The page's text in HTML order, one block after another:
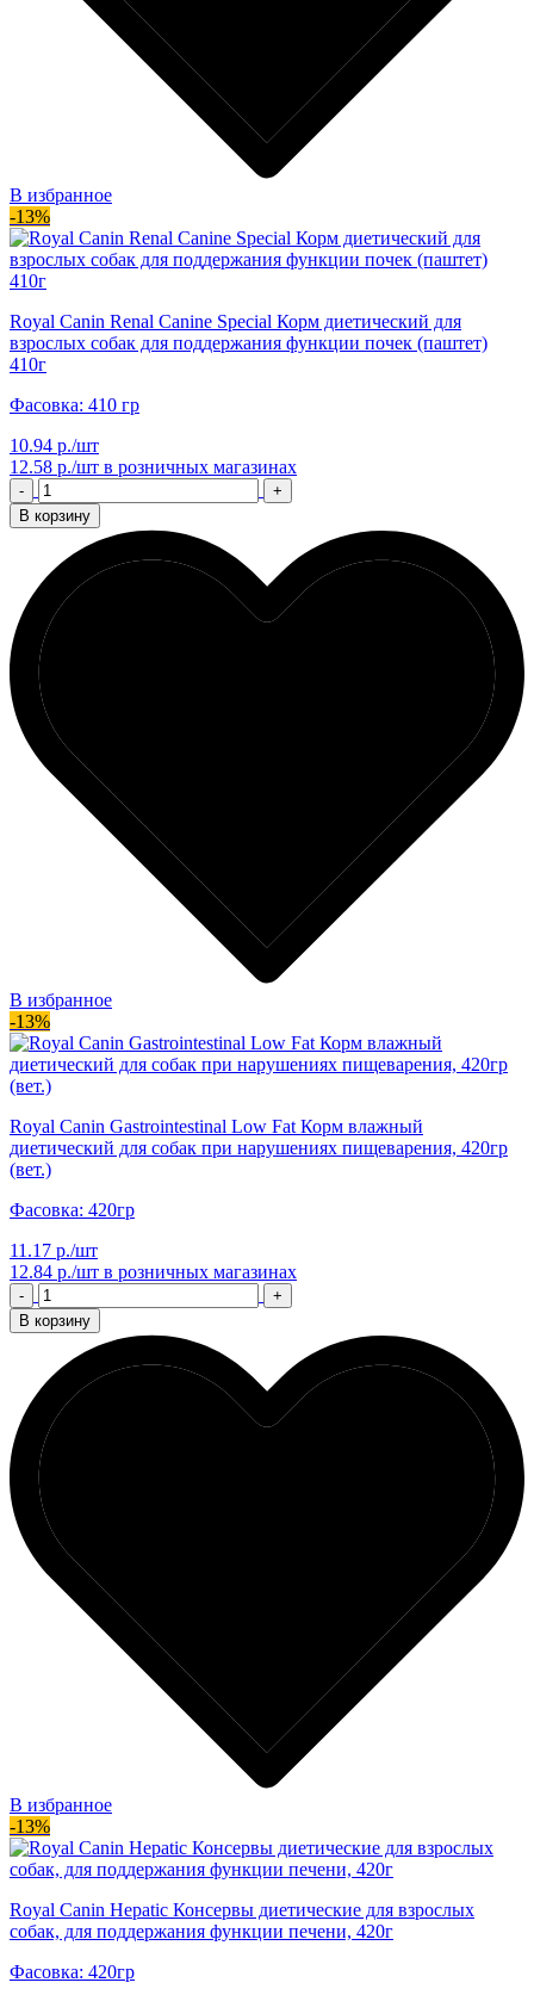
В избранное
-13%
Royal Canin Renal Canine Special Корм диетический для
взрослых собак для поддержания функции почек (паштет)
410г
Фасовка: 410 гр
10.94 р./шт
12.58 р./шт в розничных магазинах
-
+
В корзину
В избранное
-13%
Royal Canin Gastrointestinal Low Fat Корм влажный
диетический для собак при нарушениях пищеварения, 420гр
(вет.)
Фасовка: 420гр
11.17 р./шт
12.84 р./шт в розничных магазинах
-
+
В корзину
В избранное
-13%
Royal Canin Hepatic Консервы диетические для взрослых
собак, для поддержания функции печени, 420г
Фасовка: 420гр